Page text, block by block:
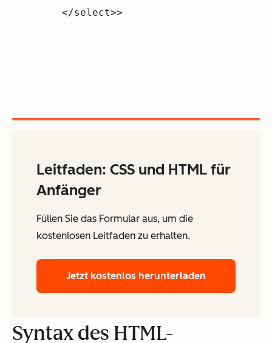
</select>>
Leitfaden: CSS und HTML für
Anfänger
Füllen Sie das Formular aus, um die
kostenlosen Leitfaden zu erhalten.
Jetzt kostenlos herunterladen
Syntax des HTML-